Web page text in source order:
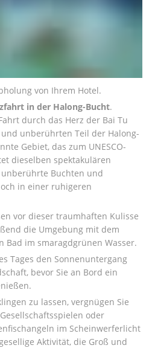
von Ihrem Hotel.
in der Halong-Bucht.
durch das Herz der Bai Tu
unberührten Teil der Halong-
Gebiet, das zum UNESCO-
dieselben spektakulären
Buchten und
in einer ruhigeren
vor dieser traumhaften Kulisse
die Umgebung mit dem
Bad im smaragdgrünen Wasser.
Tages den Sonnenuntergang
bevor Sie an Bord ein
zu lassen, vergnügen Sie
oder
im Scheinwerferlicht
Aktivität, die Groß und